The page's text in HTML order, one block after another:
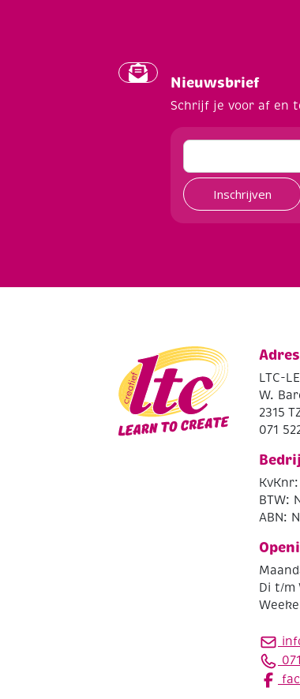
Nieuwsbrief
Schrijf je voor af en
Inschrijven
LTC-
W.
2315
071
BTW:
ABN:
Di t/m